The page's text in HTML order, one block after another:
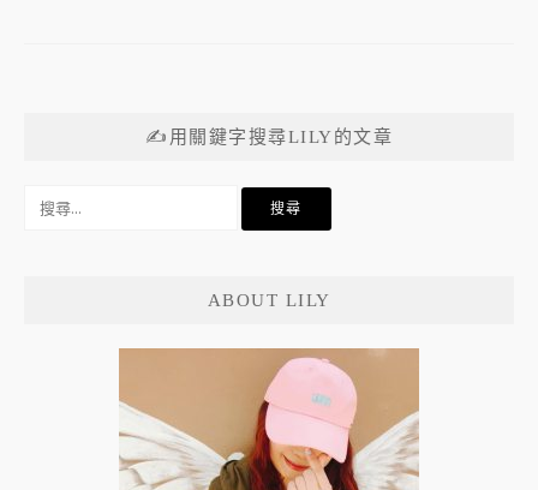
✍用關鍵字搜尋LILY的文章
ABOUT LILY